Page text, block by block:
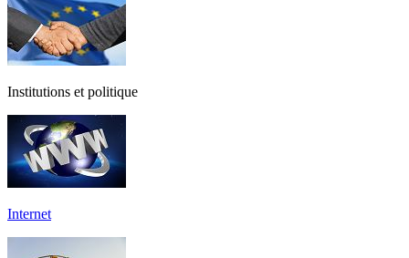
Institutions et politique
Internet